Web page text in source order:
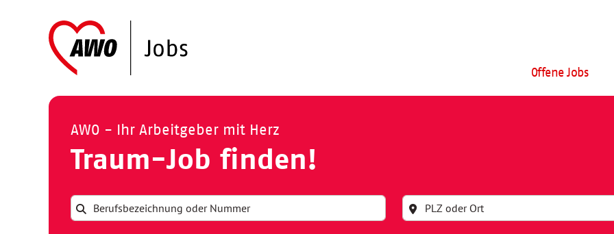
Offene Jobs
AWO - Ihr Arbeitgeber mit Herz
Traum-Job finden!